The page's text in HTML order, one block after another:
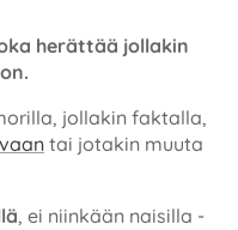
herättää jollakin
jollakin faktalla,
tai jotakin muuta
, ei niinkään naisilla -